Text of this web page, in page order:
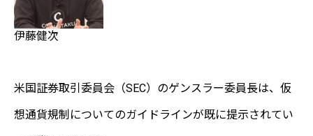
伊藤健次
米国証券取引委員会（SEC）のゲンスラー委員長は、仮
想通貨規制についてのガイドラインが既に提示されてい